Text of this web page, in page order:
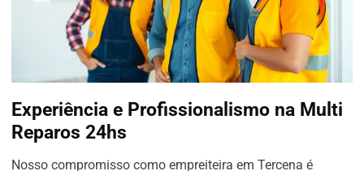
Experiência e Profissionalismo na Multi
Reparos 24hs
Nosso compromisso como empreiteira em Tercena é